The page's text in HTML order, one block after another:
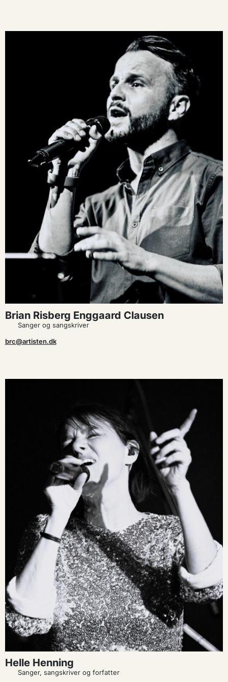
Brian Risberg Enggaard Clausen
Sanger og sangskriver
brc@artisten.dk
Helle Henning
Sanger, sangskriver og forfatter